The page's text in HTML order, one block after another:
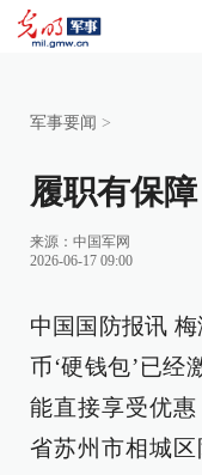
军事要闻 >
履职有保
来源： 中国军网
2026-06-17 09:00
中国国防报讯
币‘硬钱包’已经
能直接享受优
省苏州市相城